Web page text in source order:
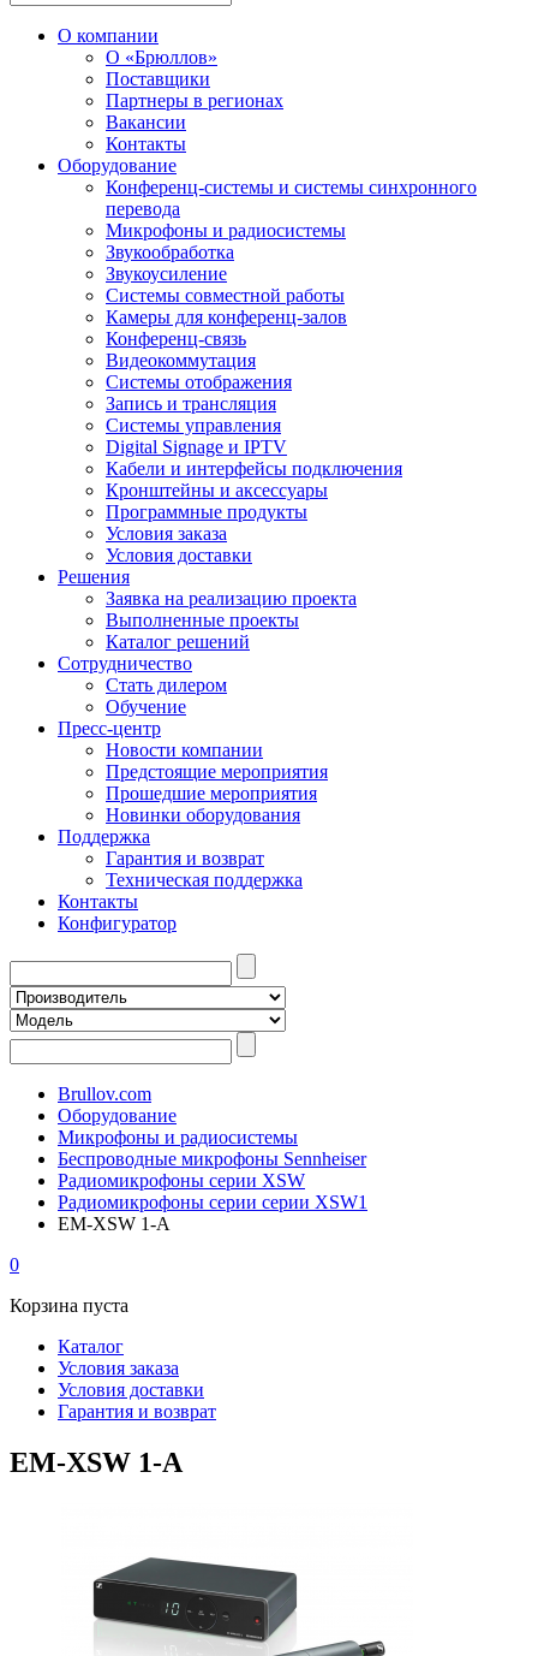
О компании
О «Брюллов»
Поставщики
Партнеры в регионах
Вакансии
Контакты
Оборудование
Конференц-системы и системы синхронного
перевода
Микрофоны и радиосистемы
Звукообработка
Звукоусиление
Системы совместной работы
Камеры для конференц-залов
Конференц-связь
Видеокоммутация
Системы отображения
Запись и трансляция
Системы управления
Digital Signage и IPTV
Кабели и интерфейсы подключения
Кронштейны и аксессуары
Программные продукты
Условия заказа
Условия доставки
Решения
Заявка на реализацию проекта
Выполненные проекты
Каталог решений
Сотрудничество
Стать дилером
Обучение
Пресс-центр
Новости компании
Предстоящие мероприятия
Прошедшие мероприятия
Новинки оборудования
Поддержка
Гарантия и возврат
Техническая поддержка
Контакты
Конфигуратор
Brullov.com
Оборудование
Микрофоны и радиосистемы
Беспроводные микрофоны Sennheiser
Радиомикрофоны серии XSW
Радиомикрофоны серии серии XSW1
EM-XSW 1-A
0
Корзина пуста
Каталог
Условия заказа
Условия доставки
Гарантия и возврат
EM-XSW 1-A